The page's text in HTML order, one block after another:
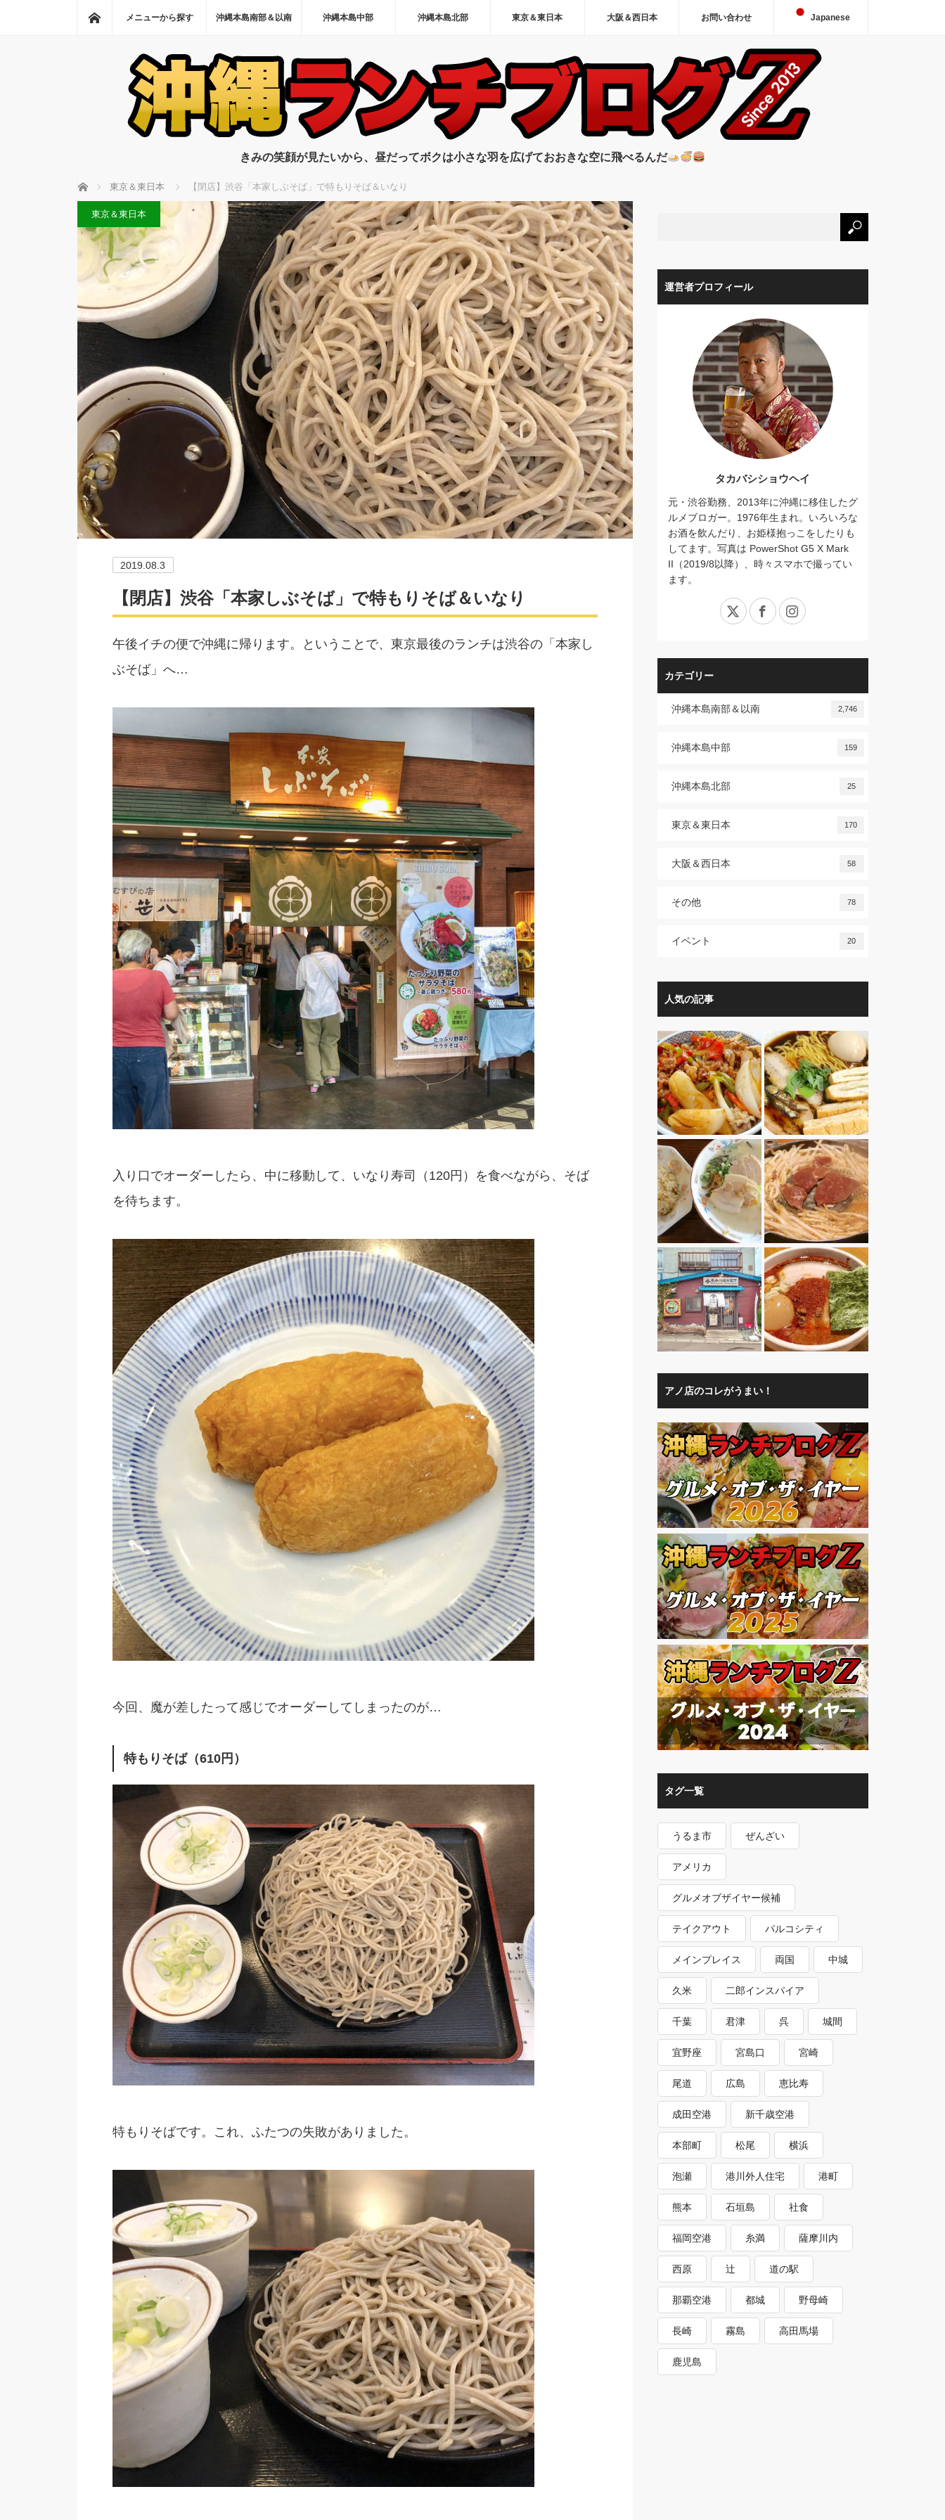
ホーム
メニューから探す 沖縄本島南部＆以南 沖縄本島中部 沖縄本島北部 東京＆東日本 大阪＆西日本 お問い合わせ Japanese
きみの笑顔が見たいから、昼だってボクは小さな羽を広げておおきな空に飛べるんだ
ホーム 東京＆東日本 【閉店】渋谷「本家しぶそば」で特もりそば＆いなり
東京＆東日本
2019.08.3
【閉店】渋谷「本家しぶそば」で特もりそば＆いなり
午後イチの便で沖縄に帰ります。ということで、東京最後のランチは渋谷の「本家し
ぶそば」へ…
入り口でオーダーしたら、中に移動して、いなり寿司（120円）を食べながら、そば
を待ちます。
今回、魔が差したって感じでオーダーしてしまったのが…
特もりそば（610円）
特もりそばです。これ、ふたつの失敗がありました。
運営者プロフィール
タカバシショウヘイ
元・渋谷勤務、2013年に沖縄に移住したグ
ルメブロガー。1976年生まれ。いろいろな
お酒を飲んだり、お姫様抱っこをしたりも
してます。写真は PowerShot G5 X Mark
II（2019/8以降）、時々スマホで撮ってい
ます。
X FacebookInstagram
カテゴリー
沖縄本島南部＆以南 2,746
沖縄本島中部 159
沖縄本島北部 25
東京＆東日本 170
大阪＆西日本 58
その他 78
イベント 20
人気の記事
アノ店のコレがうまい！
タグ一覧
うるま市 ぜんざい
アメリカ
グルメオブザイヤー候補
テイクアウト パルコシティ
メインプレイス 両国 中城
久米 二郎インスパイア
千葉 君津 呉 城間
宜野座 宮島口 宮崎
尾道 広島 恵比寿
成田空港 新千歳空港
本部町 松尾 横浜
泡瀬 港川外人住宅 港町
熊本 石垣島 社食
福岡空港 糸満 薩摩川内
西原 辻 道の駅
那覇空港 都城 野母崎
長崎 霧島 高田馬場
鹿児島